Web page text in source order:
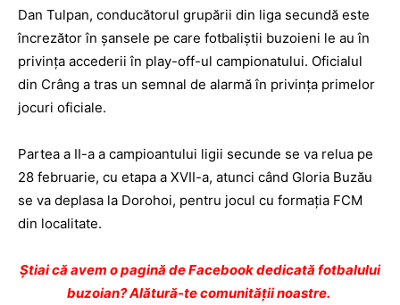
Dan Tulpan, conducătorul grupării din liga secundă este
încrezător în şansele pe care fotbaliştii buzoieni le au în
privinţa accederii în play-off-ul campionatului. Oficialul
din Crâng a tras un semnal de alarmă în privinţa primelor
jocuri oficiale.
Partea a II-a a campioantului ligii secunde se va relua pe
28 februarie, cu etapa a XVII-a, atunci când Gloria Buzău
se va deplasa la Dorohoi, pentru jocul cu formaţia FCM
din localitate.
Ştiai că avem o pagină de Facebook dedicată fotbalului
buzoian? Alătură-te comunității noastre.